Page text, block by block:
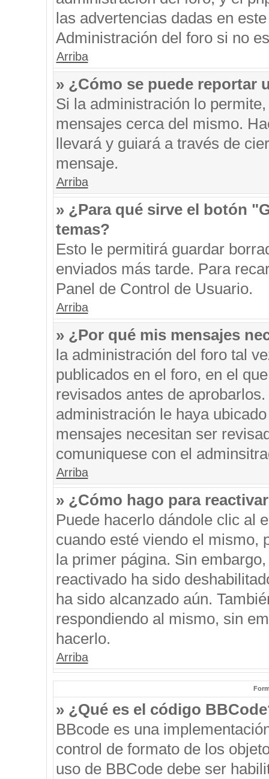
las advertencias dadas en
Administración del foro si no
Arriba
» ¿Cómo se puede reportar
Si la administración lo
mensajes cerca del mismo.
llevará y guiará a través de
mensaje.
Arriba
» ¿Para qué sirve el botón
temas?
Esto le permitirá guardar
enviados más tarde. Para
Panel de Control de Usuario.
Arriba
» ¿Por qué mis mensajes
la administración del foro tal
publicados en el foro, en el
revisados antes de
administración le haya
mensajes necesitan ser
comuniquese con el
Arriba
» ¿Cómo hago para
Puede hacerlo dándole clic al
cuando esté viendo el mismo,
la primer página. Sin
reactivado ha sido
ha sido alcanzado aún.
respondiendo al mismo, sin
hacerlo.
Arriba
» ¿Qué es el código
BBcode es una
control de formato de los
uso de BBCode debe ser